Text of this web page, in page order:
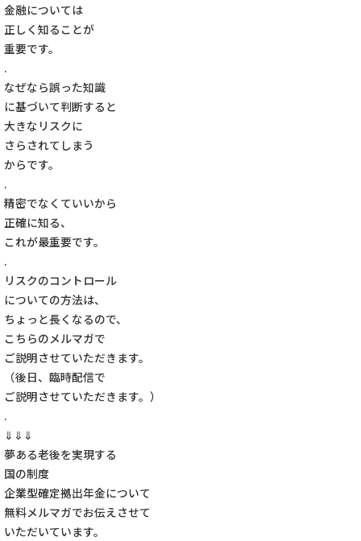
金融については
正しく知ることが
重要です。
.
なぜなら誤った知識
に基づいて判断すると
大きなリスクに
さらされてしまう
からです。
.
精密でなくていいから
正確に知る、
これが最重要です。
.
リスクのコントロール
についての方法は、
ちょっと長くなるので、
こちらのメルマガで
ご説明させていただきます。
（後日、臨時配信で
ご説明させていただきます。）
.
⇓⇓⇓
夢ある老後を実現する
国の制度
企業型確定拠出年金について
無料メルマガでお伝えさせて
いただいています。